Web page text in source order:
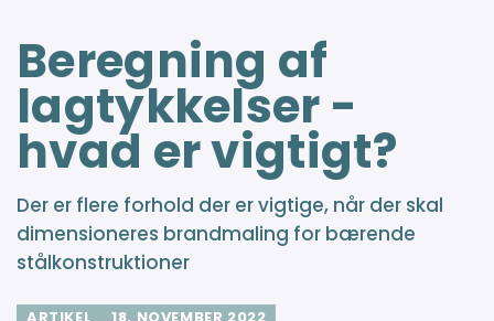
Beregning af
lagtykkelser -
hvad er vigtigt?
Der er flere forhold der er vigtige, når der skal
dimensioneres brandmaling for bærende
stålkonstruktioner